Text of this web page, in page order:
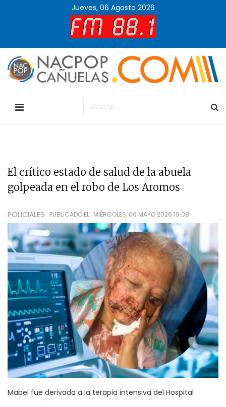
Jueves, 06 Agosto 2026
El crítico estado de salud de la abuela
golpeada en el robo de Los Aromos
POLICIALES PUBLICADO EL MIÉRCOLES, 06 MAYO 2026 19:08
Mabel fue derivada a la terapia intensiva del Hospital